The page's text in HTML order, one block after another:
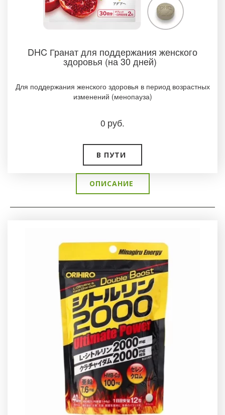
DHC Гранат для поддержания женского
здоровья (на 30 дней)
Для поддержания женского здоровья в период возрастных
изменений (менопауза)
0 руб.
В ПУТИ
ОПИСАНИЕ